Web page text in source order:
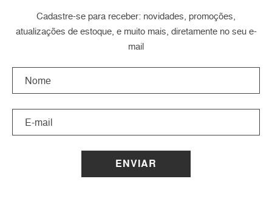
Cadastre-se para receber: novidades, promoções,
atualizações de estoque, e muito mais, diretamente no seu e-
mail
ENVIAR